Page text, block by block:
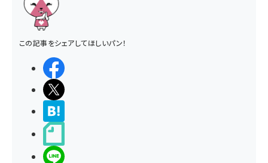
この記事をシェアしてほしいパン！